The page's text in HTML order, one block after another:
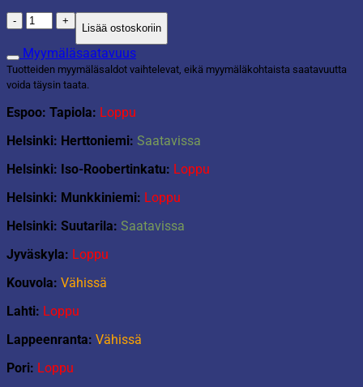
D-
c-
fix
sisustusmuovi
45x200cm
Romeo
hopea
määrä
Lisää ostoskoriin
Myymäläsaatavuus
Tuotteiden myymäläsaldot vaihtelevat, eikä myymäläkohtaista saatavuutta
voida täysin taata.
Espoo: Tapiola: Loppu
Helsinki: Herttoniemi: Saatavissa
Helsinki: Iso-Roobertinkatu: Loppu
Helsinki: Munkkiniemi: Loppu
Helsinki: Suutarila: Saatavissa
Jyväskyla: Loppu
Kouvola: Vähissä
Lahti: Loppu
Lappeenranta: Vähissä
Pori: Loppu